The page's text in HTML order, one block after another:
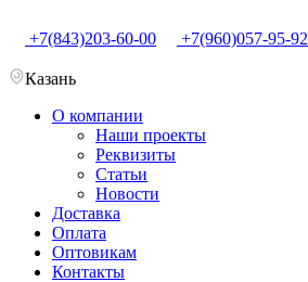
+7(843)203-60-00 +7(960)057-95-92
Казань
О компании
Наши проекты
Реквизиты
Статьи
Новости
Доставка
Оплата
Оптовикам
Контакты